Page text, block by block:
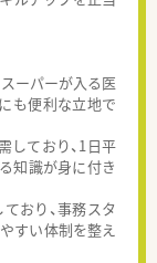
ーパーが入る医
も便利な立地で
しており、1日平
知識が身に付き
おり、事務スタ
すい体制を整え